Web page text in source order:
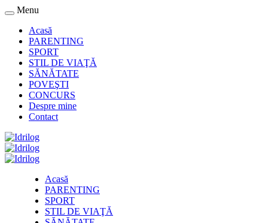
Menu
Acasă
PARENTING
SPORT
STIL DE VIAŢĂ
SĂNĂTATE
POVEŞTI
CONCURS
Despre mine
Contact
Acasă
PARENTING
SPORT
STIL DE VIAŢĂ